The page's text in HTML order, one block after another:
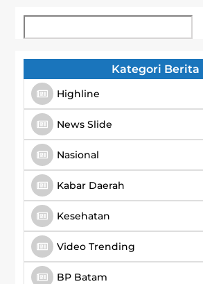
Cari
Kategori Berita
Highline
News Slide
Nasional
Kabar Daerah
Kesehatan
Video Trending
BP Batam